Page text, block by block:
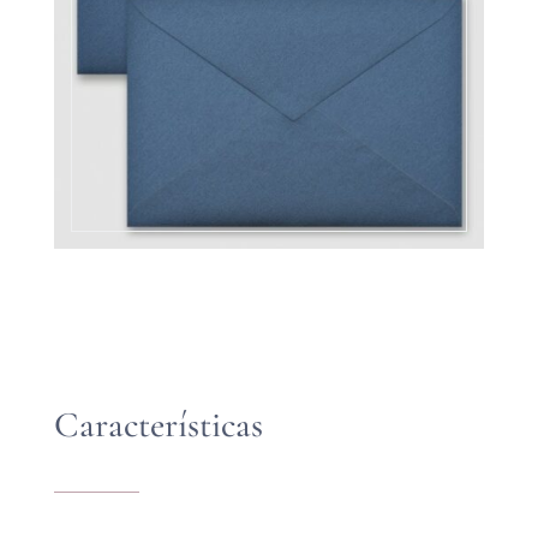
Características